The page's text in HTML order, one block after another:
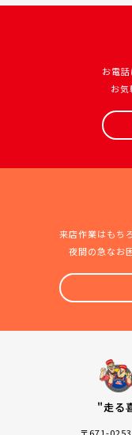
お電
お気
来店作業はもち
夜間の急なお
"走る
〒671-